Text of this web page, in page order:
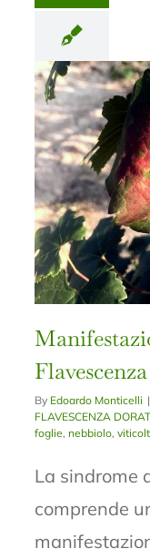
By Edoardo Monticelli |
FLAVESCENZA
foglie,nebbiolo,
La sindrome
comprende